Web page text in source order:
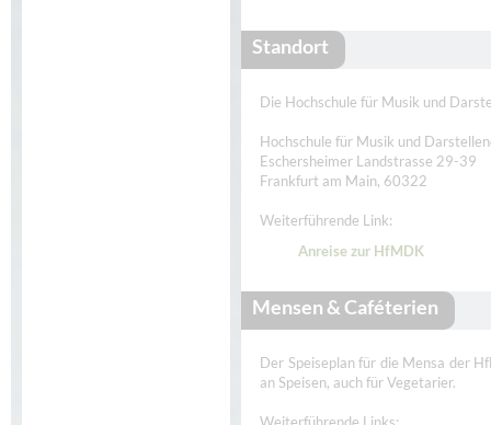
Standort
Die Hochschule für Musik und
Hochschule für Musik und
Eschersheimer Landstrasse 29-39
Frankfurt am Main, 60322
Weiterführende Link:
Anreise zur HfMDK
Mensen & Caféterien
Der Speiseplan für die Mensa der
an Speisen, auch für Vegetarier.